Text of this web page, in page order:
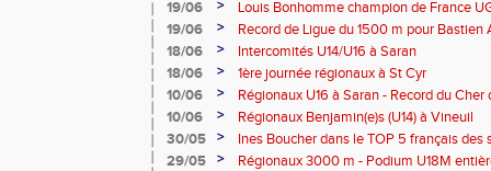
19/06
>
Louis Bonhomme champion de France
5'45"83
19/06 >
Record de Ligue du 1500 m pour
18/06
>
Intercomités U14/U16 à Saran
18/06
>
1ère journée régionaux à St Cyr
10/06
>
Régionaux U16 à Saran - Record du
Bonhomme - 2'38"80
10/06 >
Régionaux Benjamin(e)s (U14) à Vineuil
30/05
>
Ines Boucher dans le TOP 5 français des
29/05
>
Régionaux 3000 m - Podium U18M